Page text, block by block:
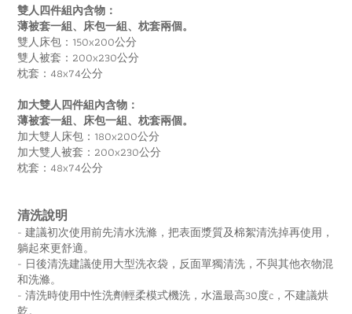
雙人四件組內含物：
薄被套一組、床包一組、枕套兩個。
雙人床包：150x200公分
雙人被套：200x230公分
枕套：48x74公分
加大雙人四件組內含物：
薄被套一組、床包一組、枕套兩個。
加大雙人床包：180x200公分
加大雙人被套：200x230公分
枕套：48x74公分
清洗說明
- 建議初次使用前先清水洗滌，把表面漿質及棉絮清洗掉再使用，
躺起來更舒適。
- 日後清洗建議使用大型洗衣袋，反面單獨清洗， 不與其他衣物混
和洗滌。
- 清洗時使用中性洗劑輕柔模式機洗，水溫最高30度c， 不建議烘